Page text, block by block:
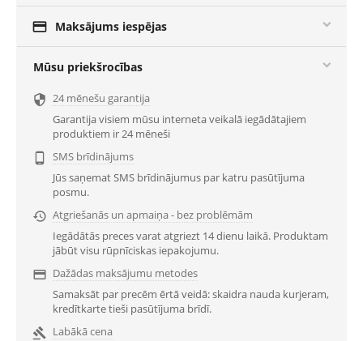
 Maksājums iespējas
Mūsu priekšrocības
 24 mēnešu garantija
Garantija visiem mūsu interneta veikalā iegādātajiem
produktiem ir 24 mēneši

SMS brīdinājums
Jūs saņemat SMS brīdinājumus par katru pasūtījuma
posmu.
 Atgriešanās un apmaiņa - bez problēmām
Iegādātās preces varat atgriezt 14 dienu laikā. Produktam
jābūt visu rūpnīciskas iepakojumu.
 Dažādas maksājumu metodes
Samaksāt par precēm ērtā veidā: skaidra nauda kurjeram,
kredītkarte tieši pasūtījuma brīdī.

Labākā cena